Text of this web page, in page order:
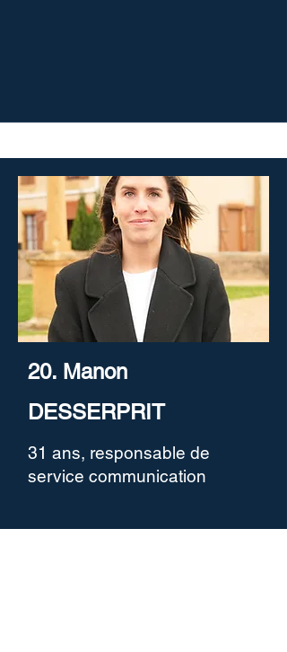
20. Manon
DESSERPRIT
31 ans, responsable de
service communication